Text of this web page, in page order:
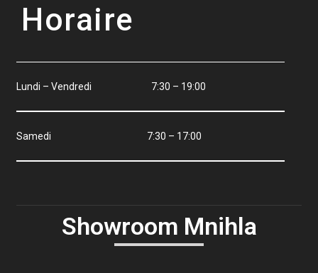
Horaire
Lundi – Vendredi 7:30 – 19:00
Samedi 7:30 – 17:00
Showroom Mnihla